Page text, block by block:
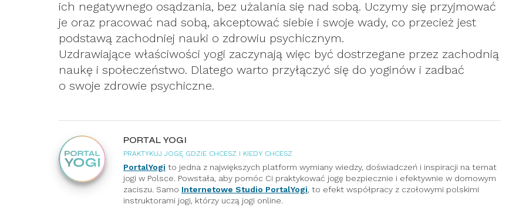
ich negatywnego osądzania, bez użalania się nad sobą. Uczymy się przyjmować
je oraz pracować nad sobą, akceptować siebie i swoje wady, co przecież jest
podstawą zachodniej nauki o zdrowiu psychicznym.
Uzdrawiające właściwości yogi zaczynają więc być dostrzegane przez zachodnią
naukę i społeczeństwo. Dlatego warto przyłączyć się do yoginów i zadbać
o swoje zdrowie psychiczne.
PORTAL YOGI
PRAKTYKUJ JOGĘ GDZIE CHCESZ I KIEDY CHCESZ
PortalYogi to jedna z największych platform wymiany wiedzy, doświadczeń i inspiracji na temat
jogi w Polsce. Powstała, aby pomóc Ci praktykować jogę bezpiecznie i efektywnie w domowym
zaciszu. Samo Internetowe Studio PortalYogi, to efekt współpracy z czołowymi polskimi
instruktorami jogi, którzy uczą jogi online.